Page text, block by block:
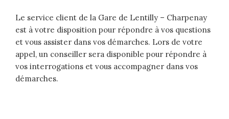
Le service client de la Gare de Lentilly – Charpenay
est à votre disposition pour répondre à vos questions
et vous assister dans vos démarches. Lors de votre
appel, un conseiller sera disponible pour répondre à
vos interrogations et vous accompagner dans vos
démarches.